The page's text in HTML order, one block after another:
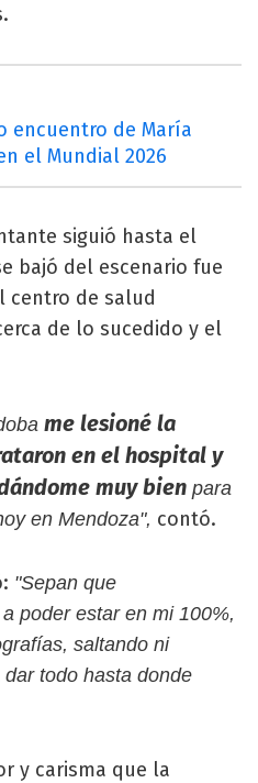
encuentro de María
el Mundial 2026
siguió hasta el
bajó del escenario fue
centro de salud
de lo sucedido y el
me lesioné la
en el hospital y
muy bien para
en Mendoza", contó.
"Sepan que
poder estar en mi 100%,
saltando ni
todo hasta donde
y carisma que la